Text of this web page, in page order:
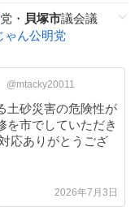
・ 貝塚市議会議
ゃん公明党
@mtacky20011
土砂災害の危険性が
を市でしていただき
応ありがとうござ
2026年7月3日